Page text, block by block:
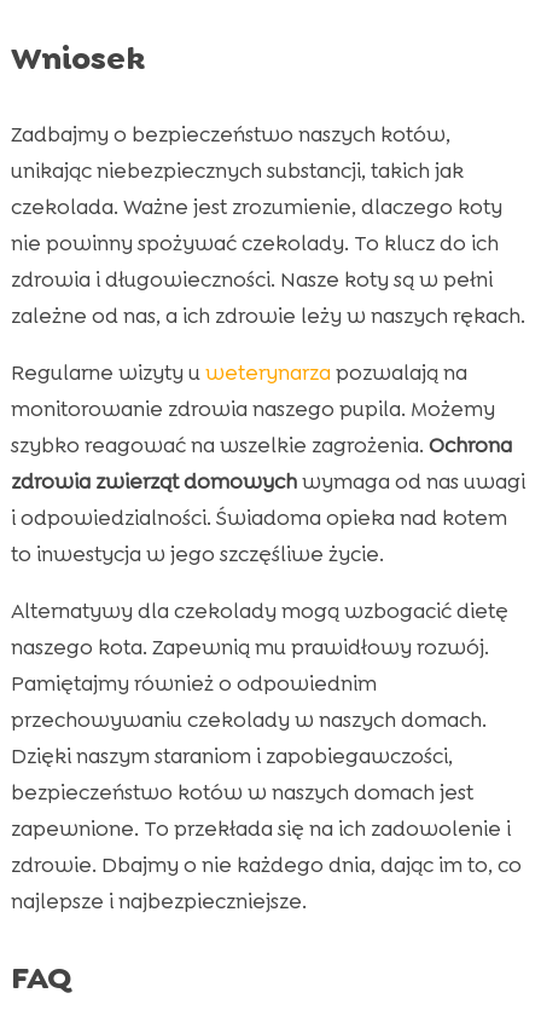
Wniosek
Zadbajmy o bezpieczeństwo naszych kotów,
unikając niebezpiecznych substancji, takich jak
czekolada. Ważne jest zrozumienie, dlaczego koty
nie powinny spożywać czekolady. To klucz do ich
zdrowia i długowieczności. Nasze koty są w pełni
zależne od nas, a ich zdrowie leży w naszych rękach.
Regularne wizyty uweterynarza pozwalają na
monitorowanie zdrowia naszego pupila. Możemy
szybko reagować na wszelkie zagrożenia. Ochrona
zdrowia zwierząt domowychwymaga od nas uwagi
i odpowiedzialności. Świadoma opieka nad kotem
to inwestycja w jego szczęśliwe życie.
Alternatywy dla czekolady mogą wzbogacić dietę
naszego kota. Zapewnią mu prawidłowy rozwój.
Pamiętajmy również o odpowiednim
przechowywaniu czekolady w naszych domach.
Dzięki naszym staraniom i zapobiegawczości,
bezpieczeństwo kotów w naszych domach jest
zapewnione. To przekłada się na ich zadowolenie i
zdrowie. Dbajmy o nie każdego dnia, dając im to, co
najlepsze i najbezpieczniejsze.
FAQ